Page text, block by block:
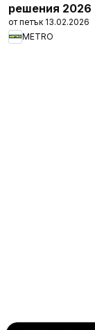
решения 2026
от петък 13.02.2026
METRO